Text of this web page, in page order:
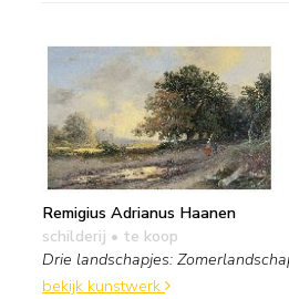
Remigius Adrianus Haanen
schilderij • te koop
Drie landschapjes:
bekijk kunstwerk